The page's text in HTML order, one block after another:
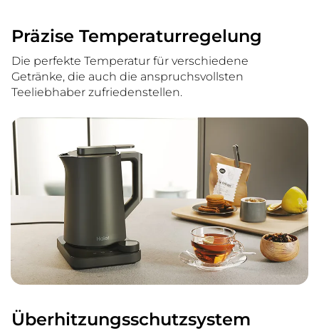
Präzise Temperaturregelung
Die perfekte Temperatur für verschiedene
Getränke, die auch die anspruchsvollsten
Teeliebhaber zufriedenstellen.
Überhitzungsschutzsystem